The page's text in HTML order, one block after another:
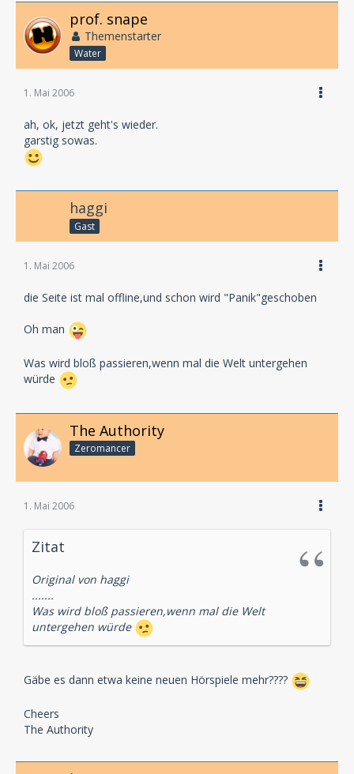
prof. snape
Themenstarter
Water
1. Mai 2006
ah, ok, jetzt geht's wieder.
garstig sowas.
haggi
Gast
1. Mai 2006
die Seite ist mal offline,und schon wird "Panik"geschoben
Oh man
Was wird bloß passieren,wenn mal die Welt untergehen
würde
The Authority
Zeromancer
1. Mai 2006
Zitat
Original von haggi
.......
Was wird bloß passieren,wenn mal die Welt
untergehen würde
Gäbe es dann etwa keine neuen Hörspiele mehr????
Cheers
The Authority